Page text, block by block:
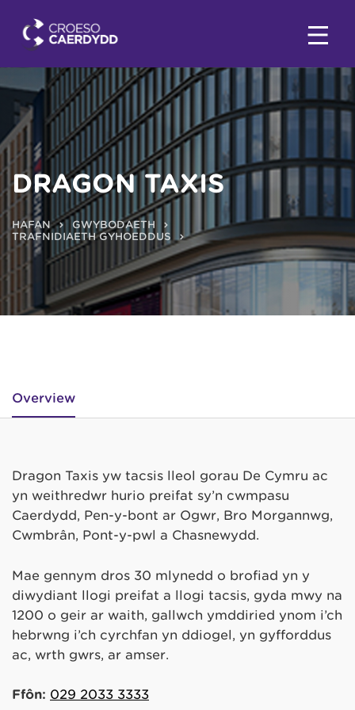
DRAGON TAXIS
HAFAN
GWYBODAETH
TRAFNIDIAETH GYHOEDDUS
Overview
Dragon Taxis yw tacsis lleol gorau De Cymru ac
yn weithredwr hurio preifat sy’n cwmpasu
Caerdydd, Pen-y-bont ar Ogwr, Bro Morgannwg,
Cwmbrân, Pont-y-pŵl a Chasnewydd.
Mae gennym dros 30 mlynedd o brofiad yn y
diwydiant llogi preifat a llogi tacsis, gyda mwy na
1200 o geir ar waith, gallwch ymddiried ynom i’ch
hebrwng i’ch cyrchfan yn ddiogel, yn gyfforddus
ac, wrth gwrs, ar amser.
Ffôn: 029 2033 3333